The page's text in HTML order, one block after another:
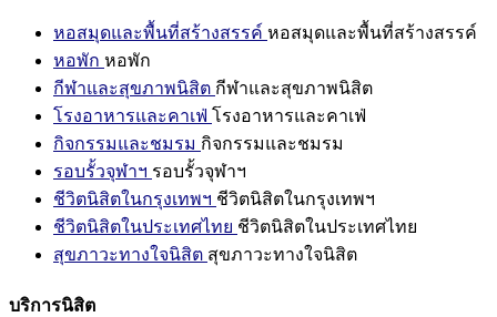
หอสมุดและพื้นที่สร้างสรรค์ หอสมุดและพื้นที่สร้างสรรค์
หอพัก หอพัก
กีฬาและสุขภาพนิสิต กีฬาและสุขภาพนิสิต
โรงอาหารและคาเฟ่ โรงอาหารและคาเฟ่
กิจกรรมและชมรม กิจกรรมและชมรม
รอบรั้วจุฬาฯ รอบรั้วจุฬาฯ
ชีวิตนิสิตในกรุงเทพฯ ชีวิตนิสิตในกรุงเทพฯ
ชีวิตนิสิตในประเทศไทย ชีวิตนิสิตในประเทศไทย
สุขภาวะทางใจนิสิต สุขภาวะทางใจนิสิต
บริการนิสิต